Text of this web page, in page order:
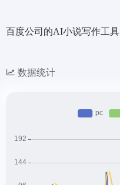
百度公司的AI小说写作工具
数据统计